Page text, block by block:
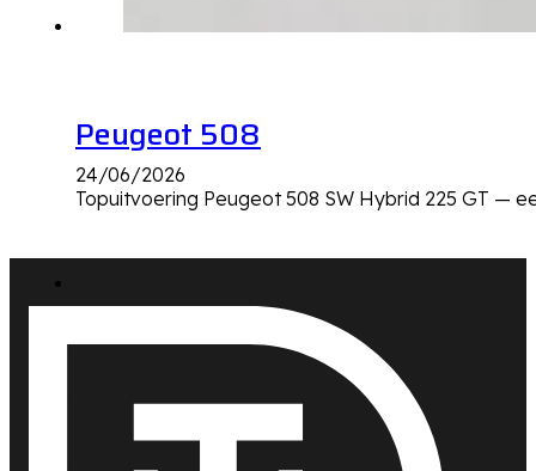
Peugeot 508
24/06/2026
Topuitvoering Peugeot 508 SW Hybrid 225 GT —